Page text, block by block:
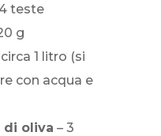
teste
g
1 litro (si
con acqua e
di oliva – 3